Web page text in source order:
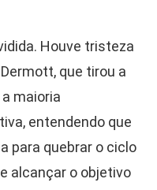
Houve tristeza
que tirou a
maioria
entendendo que
para quebrar o ciclo
alcançar o objetivo